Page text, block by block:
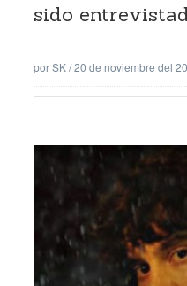
sido
porSK/20 de noviembre del